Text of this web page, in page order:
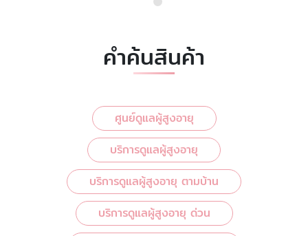
คำค้นสินค้า
ศูนย์ดูแลผู้สูงอายุ
บริการดูแลผู้สูงอายุ
บริการดูแลผู้สูงอายุ ตามบ้าน
บริการดูแลผู้สูงอายุ ด่วน